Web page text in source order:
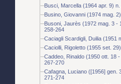
Busci, Marcella (1964 apr. 9) n.
Busino, Giovanni (1974 mag.
Busoni, Jaurès (1972 mag. 3 -
258-264
Caciagli Scardigli, Duilia (1951
Caciolli, Rigoletto (1955 set.
Caddeo, Rinaldo (1950 ott. 18 -
267-270
Cafagna, Luciano ([1956] gen.
271-274